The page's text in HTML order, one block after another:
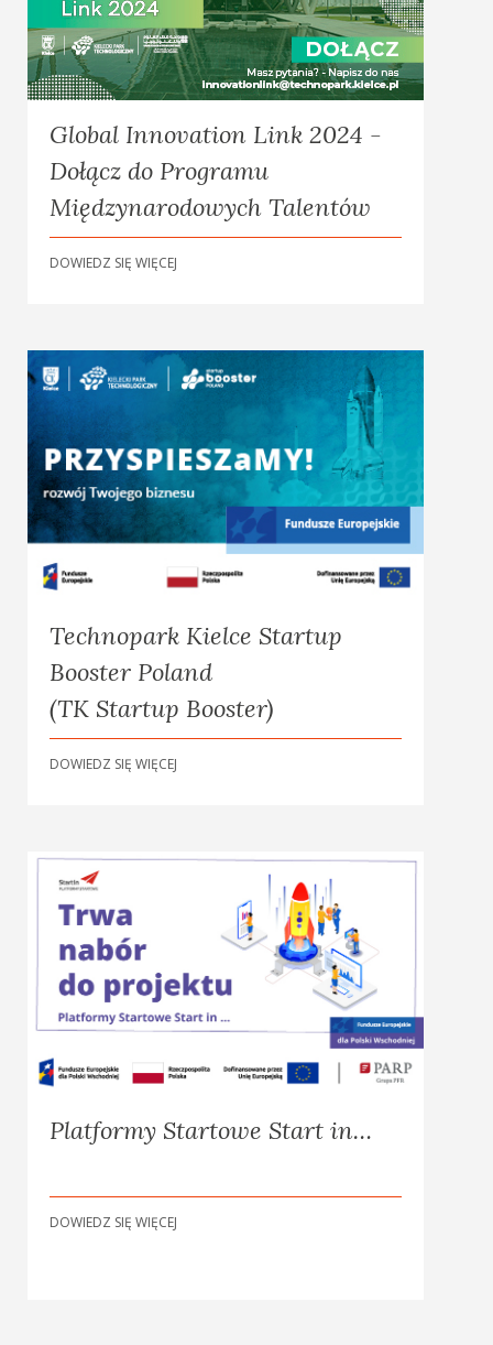
Global Innovation Link 2024 -
Dołącz do Programu
Międzynarodowych Talentów
DOWIEDZ SIĘ WIĘCEJ
Technopark Kielce Startup
Booster Poland
(TK Startup Booster)
DOWIEDZ SIĘ WIĘCEJ
Platformy Startowe Start in…
DOWIEDZ SIĘ WIĘCEJ